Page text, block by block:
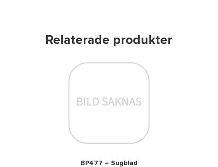
Relaterade produkter
BP477 – Sugblad